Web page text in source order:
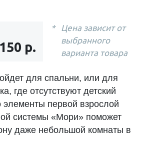
р.
Цена зависит от
выбранного
варианта товара
для спальни, или для
где отсутствуют детский
элементы первой взрослой
системы «Мори» поможет
даже небольшой комнаты в